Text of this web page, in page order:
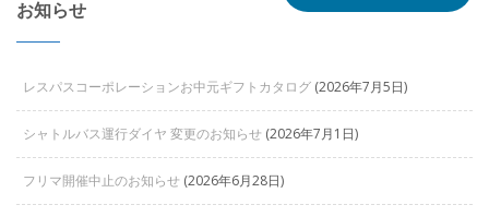
お知らせ
レスパスコーポレーションお中元ギフトカタログ (2026年7月5日)
シャトルバス運行ダイヤ 変更のお知らせ (2026年7月1日)
フリマ開催中止のお知らせ (2026年6月28日)